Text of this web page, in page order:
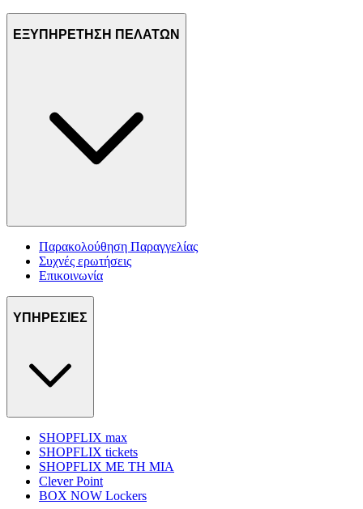
ΕΞΥΠΗΡΕΤΗΣΗ ΠΕΛΑΤΩΝ
Παρακολούθηση Παραγγελίας
Συχνές ερωτήσεις
Επικοινωνία
ΥΠΗΡΕΣΙΕΣ
SHOPFLIX max
SHOPFLIX tickets
SHOPFLIX ΜΕ ΤΗ ΜΙΑ
Clever Point
BOX NOW Lockers